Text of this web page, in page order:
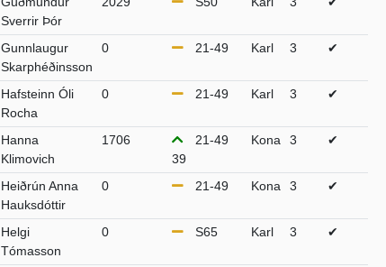
Sverrir Þór
Gunnlaugur
Skarphéðinsson
0 21-49 Karl 3 ✔
Hafsteinn Óli
Rocha
0 21-49 Karl 3 ✔
Hanna
Klimovich
1706
39
21-49 Kona 3 ✔
Heiðrún Anna
Hauksdóttir
0 21-49 Kona 3 ✔
Helgi
Tómasson
0 S65 Karl 3 ✔